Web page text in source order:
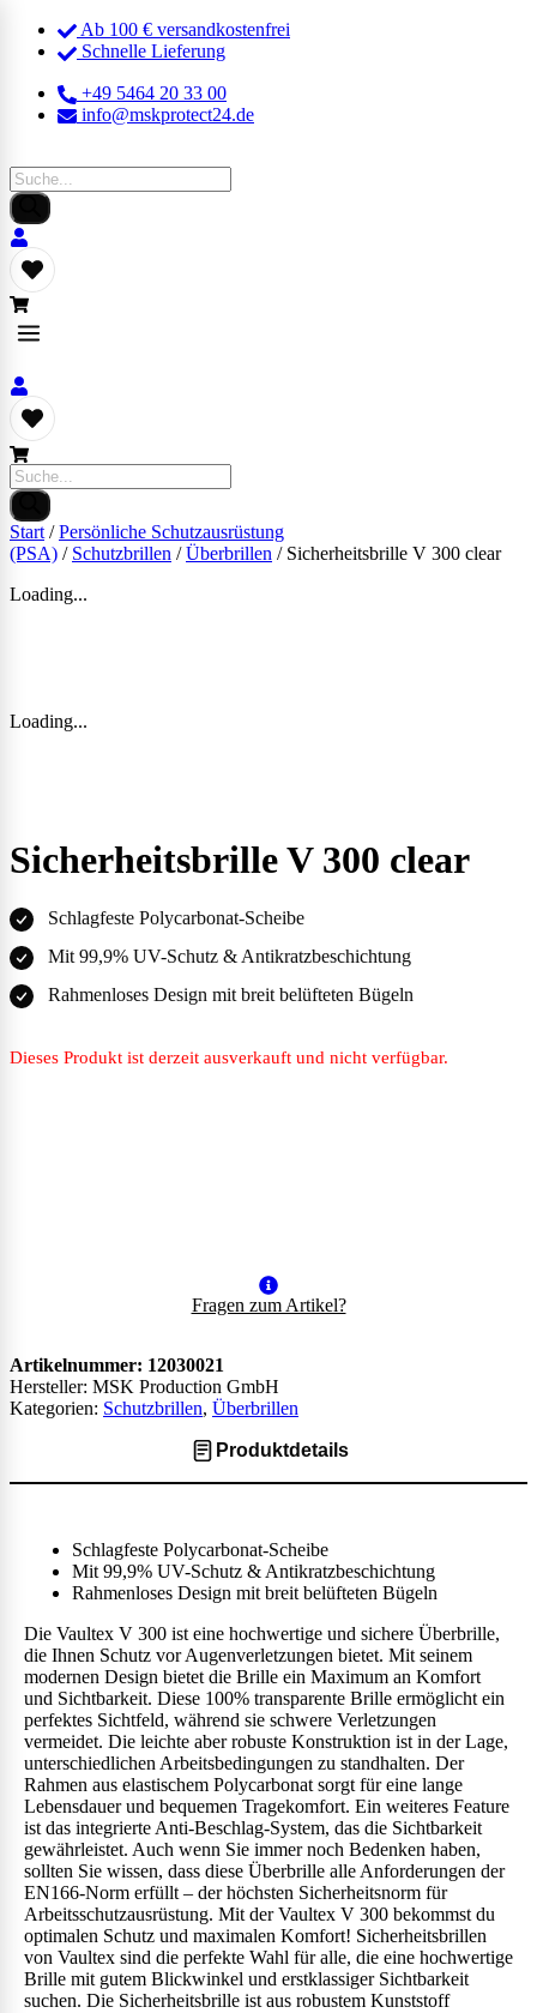
Ab 100 € versandkostenfrei
Schnelle Lieferung
+49 5464 20 33 00
info@mskprotect24.de
Products
search
Products
search
Start /Persönliche Schutzausrüstung
(PSA) / Schutzbrillen /Überbrillen / Sicherheitsbrille V 300 clear
Loading...
Loading...
Sicherheitsbrille V 300 clear
Schlagfeste Polycarbonat-Scheibe
Mit 99,9% UV-Schutz & Antikratzbeschichtung
Rahmenloses Design mit breit belüfteten Bügeln
Dieses Produkt ist derzeit ausverkauft und nicht verfügbar.
Fragen zum Artikel?
Artikelnummer: 12030021
Kategorien: Schutzbrillen, Überbrillen
Hersteller: MSK Production GmbH
Produktdetails
Schlagfeste Polycarbonat-Scheibe
Mit 99,9% UV-Schutz & Antikratzbeschichtung
Rahmenloses Design mit breit belüfteten Bügeln
Die Vaultex V 300 ist eine hochwertige und sichere Überbrille,
die Ihnen Schutz vor Augenverletzungen bietet. Mit seinem
modernen Design bietet die Brille ein Maximum an Komfort
und Sichtbarkeit. Diese 100% transparente Brille ermöglicht ein
perfektes Sichtfeld, während sie schwere Verletzungen
vermeidet. Die leichte aber robuste Konstruktion ist in der Lage,
unterschiedlichen Arbeitsbedingungen zu standhalten. Der
Rahmen aus elastischem Polycarbonat sorgt für eine lange
Lebensdauer und bequemen Tragekomfort. Ein weiteres Feature
ist das integrierte Anti-Beschlag-System, das die Sichtbarkeit
gewährleistet. Auch wenn Sie immer noch Bedenken haben,
sollten Sie wissen, dass diese Überbrille alle Anforderungen der
EN166-Norm erfüllt – der höchsten Sicherheitsnorm für
Arbeitsschutzausrüstung. Mit der Vaultex V 300 bekommst du
optimalen Schutz und maximalen Komfort! Sicherheitsbrillen
von Vaultex sind die perfekte Wahl für alle, die eine hochwertige
Brille mit gutem Blickwinkel und erstklassiger Sichtbarkeit
suchen. Die Sicherheitsbrille ist aus robustem Kunststoff